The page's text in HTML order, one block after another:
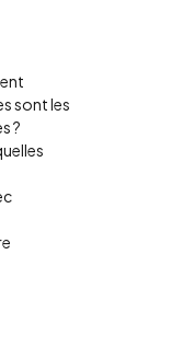
sont les
?